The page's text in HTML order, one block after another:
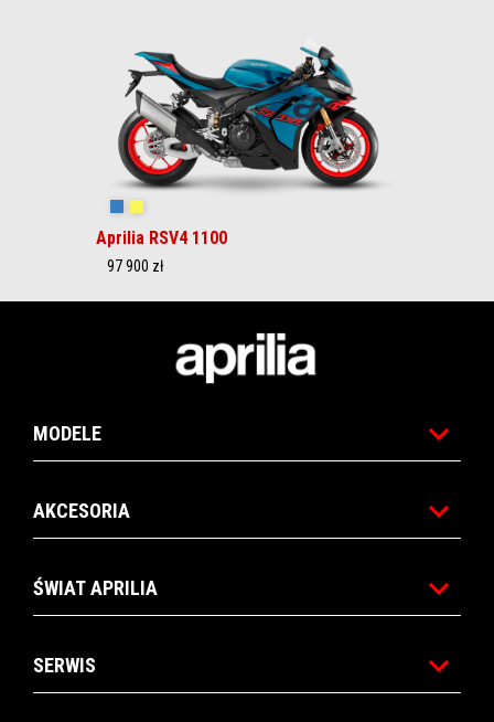
Aprilia RSV4 1100
97 900 zł
MODELE
AKCESORIA
ŚWIAT APRILIA
SERWIS